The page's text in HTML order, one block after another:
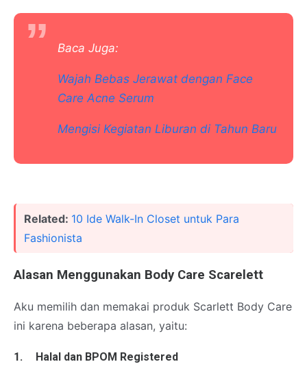
Baca Juga:
Wajah Bebas Jerawat dengan Face
Care Acne Serum
Mengisi Kegiatan Liburan di Tahun Baru
Related: 10 Ide Walk-In Closet untuk Para
Fashionista
Alasan Menggunakan Body Care Scarelett
Aku memilih dan memakai produk Scarlett Body Care
ini karena beberapa alasan, yaitu:
1. Halal dan BPOM Registered